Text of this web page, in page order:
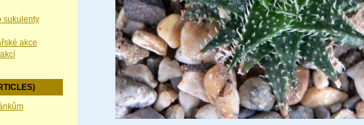
sukulenty
akce